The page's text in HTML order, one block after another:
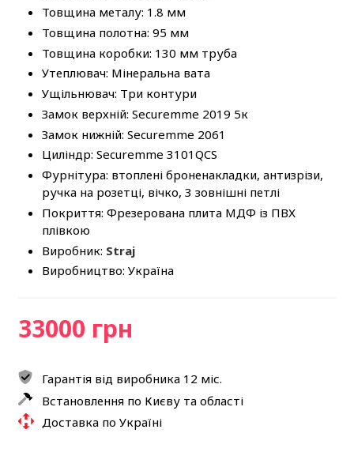
Товщина металу: 1.8 мм
Товщина полотна: 95 мм
Товщина коробки: 130 мм труба
Утеплювач: Мінеральна вата
Ущільнювач: Три контури
Замок верхній: Securemme 2019 5к
Замок нижній: Securemme 2061
Циліндр: Securemme 3101QCS
Фурнітура: втоплені броненакладки, антизрізи,
ручка на розетці, вічко, 3 зовнішні петлі
Покриття: Фрезерована плита МДФ із ПВХ
плівкою
Виробник: Straj
Виробництво: Україна
33000 грн
Гарантія від виробника 12 міс.
Встановлення по Києву та області
Доставка по Україні